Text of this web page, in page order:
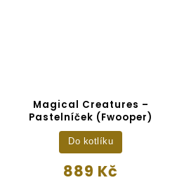
Magical Creatures –
Pastelníček (Fwooper)
889 Kč
Do kotlíku